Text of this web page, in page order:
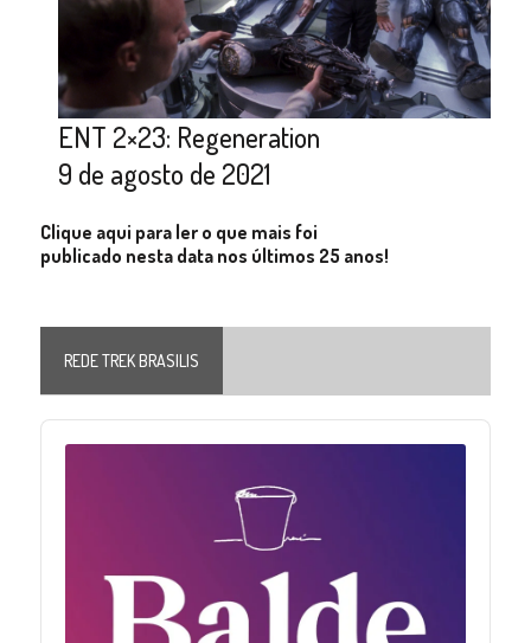
ENT 2×23: Regeneration
9 de agosto de 2021
Clique aqui para ler o que mais foi
publicado nesta data nos últimos 25 anos!
REDE TREK BRASILIS
Audio
Player